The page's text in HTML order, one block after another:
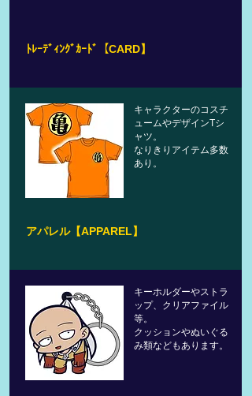
ﾄﾚｰﾃﾞｨﾝｸﾞｶｰﾄﾞ【CARD】
​キャラクターのコスチ
ュームやデザインTシ
ャツ。
​なりきりアイテム多数
あり。
​アパレル【APPAREL】
キーホルダーやストラ
ップ、クリアファイル
等。
​クッションやぬいぐる
み類などもあります。